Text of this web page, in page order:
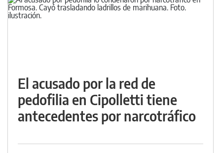
El acusado por la red de
pedofilia en Cipolletti tiene
antecedentes por narcotráfico